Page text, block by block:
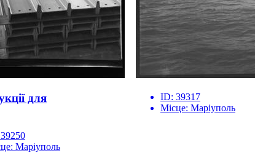
для
39250
Маріуполь
ID: 39317
Місце: Маріуполь